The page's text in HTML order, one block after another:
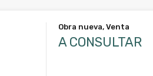
Obra nueva, Venta
A CONSULTAR